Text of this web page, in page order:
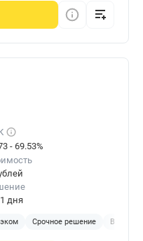
- 69.53%
дня
Срочное решение В